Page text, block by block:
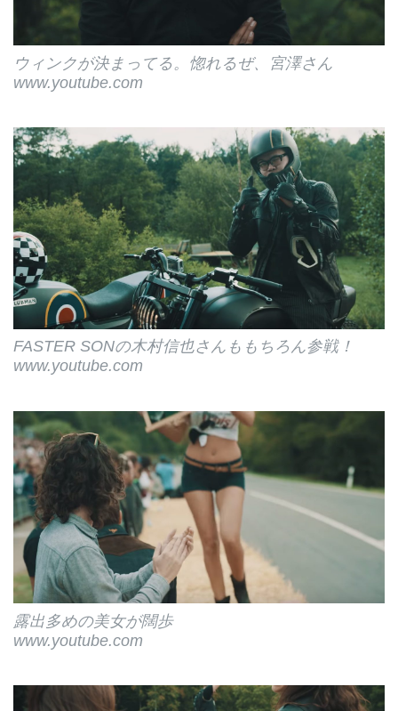
ウィンクが決まってる。惚れるぜ、宮澤さん
www.youtube.com
FASTER SONの木村信也さんももちろん参戦！
www.youtube.com
露出多めの美女が闊歩
www.youtube.com